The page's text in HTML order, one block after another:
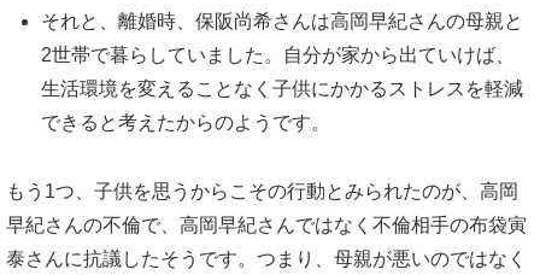
それと、離婚時、保阪尚希さんは高岡早紀さんの母親と
2世帯で暮らしていました。自分が家から出ていけば、
生活環境を変えることなく子供にかかるストレスを軽減
できると考えたからのようです。
もう1つ、子供を思うからこその行動とみられたのが、高岡
早紀さんの不倫で、高岡早紀さんではなく不倫相手の布袋寅
泰さんに抗議したそうです。つまり、母親が悪いのではなく